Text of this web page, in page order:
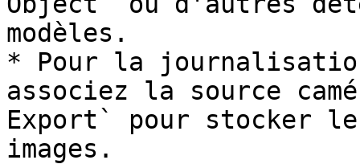
modèles.
* Pour la
associez la source
Export` pour stocker
images.